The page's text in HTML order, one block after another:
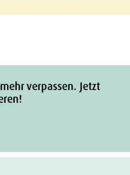
verpassen. Jetzt